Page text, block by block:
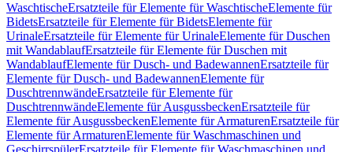
WaschtischeErsatzteile für Elemente für WaschtischeElemente für
BidetsErsatzteile für Elemente für BidetsElemente für
UrinaleErsatzteile für Elemente für UrinaleElemente für Duschen
mit WandablaufErsatzteile für Elemente für Duschen mit
WandablaufElemente für Dusch- und BadewannenErsatzteile für
Elemente für Dusch- und BadewannenElemente für
DuschtrennwändeErsatzteile für Elemente für
DuschtrennwändeElemente für AusgussbeckenErsatzteile für
Elemente für AusgussbeckenElemente für ArmaturenErsatzteile für
Elemente für ArmaturenElemente für Waschmaschinen und
GeschirrspülerErsatzteile für Elemente für Waschmaschinen und